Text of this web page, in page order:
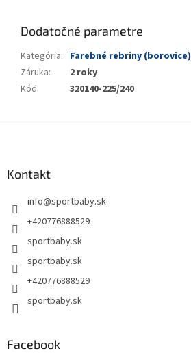
Dodatočné parametre
Kategória: Farebné rebriny (borovice)
Záruka:
2 roky
Kód: 320140-225/240
Kontakt
info@sportbaby.sk
+420776888529
sportbaby.sk
sportbaby.sk
+420776888529
sportbaby.sk
Facebook